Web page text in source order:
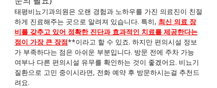
태평비뇨기과의원은 오랜 경험과 노하우를 가진 의료진이 친절
하게 진료해주는 곳으로 알려져 있습니다. 특히, 최신 의료 장
비를 갖추고 있어 정확한 진단과 효과적인 치료를 제공한다는
점이 가장 큰 장점**이라고 할 수 있죠. 하지만 편의시설 정보
가 부족하다는 점은 아쉬운 부분입니다. 방문 전에 주차 가능
여부나 다른 편의시설 유무를 확인하는 것이 좋겠어요. 비뇨기
질환으로 고민 중이시라면, 전화 예약 후 방문하시는걸 추천드
려요.